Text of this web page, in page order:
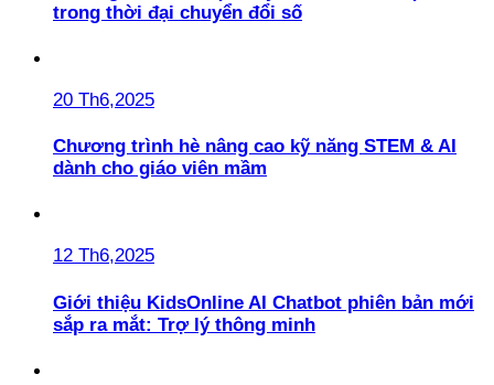
trong thời đại chuyển đổi số
20 Th6,2025
Chương trình hè nâng cao kỹ năng STEM & AI
dành cho giáo viên mầm
12 Th6,2025
Giới thiệu KidsOnline AI Chatbot phiên bản mới
sắp ra mắt: Trợ lý thông minh